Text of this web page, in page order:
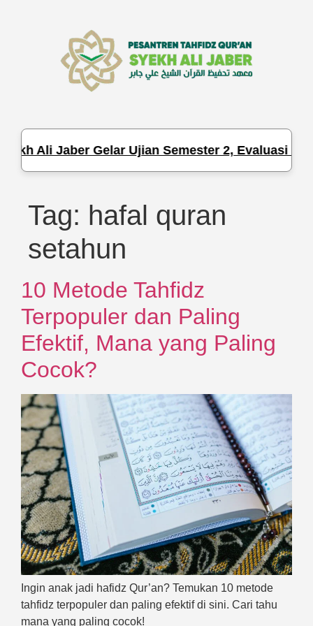
Ali Jaber Gelar Ujian Semester 2, Evaluasi
Tag: hafal quran
setahun
10 Metode Tahfidz
Terpopuler dan Paling
Efektif, Mana yang Paling
Cocok?
Ingin anak jadi hafidz Qur’an? Temukan 10 metode
tahfidz terpopuler dan paling efektif di sini. Cari tahu
mana yang paling cocok!